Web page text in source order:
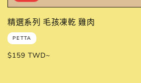
精選系列 毛孩凍乾 雞肉
廠
商：
PETTA
定
$159 TWD~